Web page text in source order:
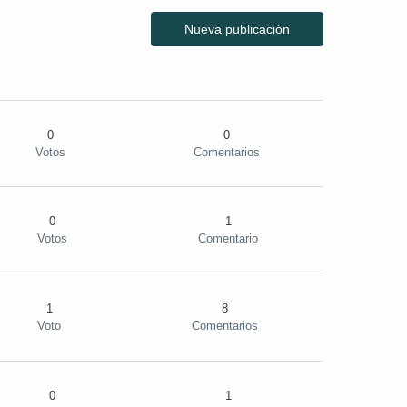
Nueva publicación
0
Votos
0
Comentarios
0
Votos
1
Comentario
1
Voto
8
Comentarios
0
1